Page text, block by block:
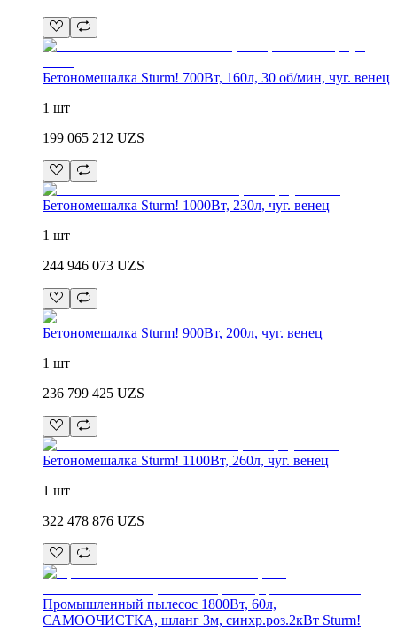
Бетономешалка Sturm! 700Вт, 160л, 30 об/мин, чуг. венец
1 шт
199 065 212 UZS
Бетономешалка Sturm! 1000Вт, 230л, чуг. венец
1 шт
244 946 073 UZS
Бетономешалка Sturm! 900Вт, 200л, чуг. венец
1 шт
236 799 425 UZS
Бетономешалка Sturm! 1100Вт, 260л, чуг. венец
1 шт
322 478 876 UZS
Промышленный пылесос 1800Вт, 60л,
САМООЧИСТКА, шланг 3м, синхр.роз.2кВт Sturm!